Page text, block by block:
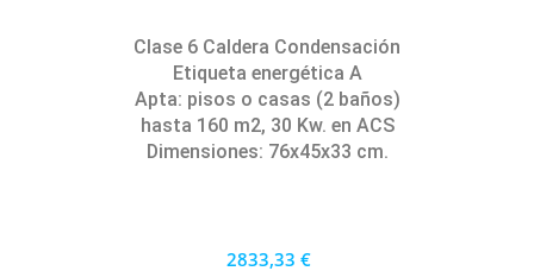
Clase 6 Caldera Condensación
Etiqueta energética A
Apta: pisos o casas (2 baños)
hasta 160 m2, 30 Kw. en ACS
Dimensiones: 76x45x33 cm.
2833,33 €